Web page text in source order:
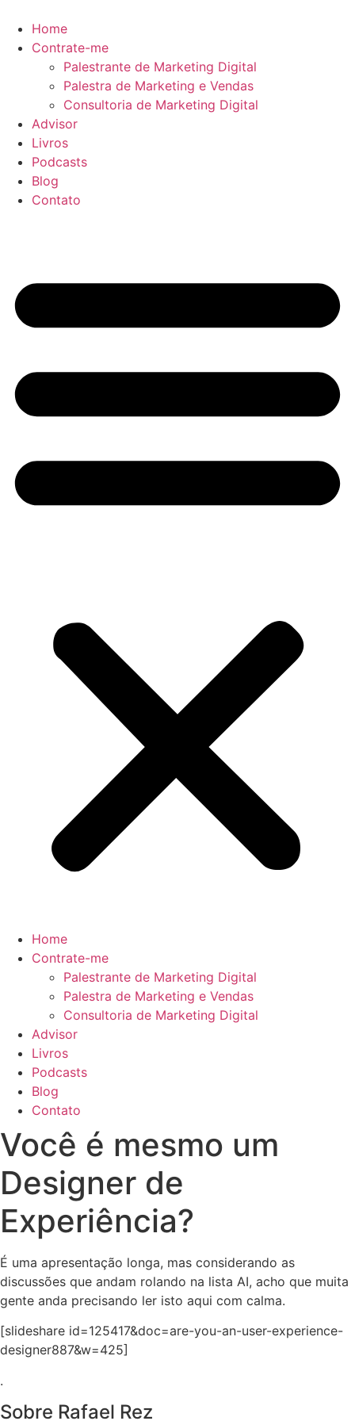
para
conteúdo
Home
Contrate-me
Palestrante de Marketing Digital
Palestra de Marketing e Vendas
Consultoria de Marketing Digital
Advisor
Livros
Podcasts
Blog
Contato
Home
Contrate-me
Palestrante de Marketing Digital
Palestra de Marketing e Vendas
Consultoria de Marketing Digital
Advisor
Livros
Podcasts
Blog
Contato
Você é mesmo um
Designer de
Experiência?
É uma apresentação longa, mas considerando as
discussões que andam rolando na lista AI, acho que muita
gente anda precisando ler isto aqui com calma.
[slideshare id=125417&doc=are-you-an-user-experience-
designer887&w=425]
.
Sobre Rafael Rez